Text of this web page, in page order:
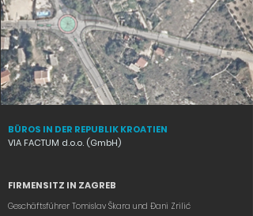
BÜROS IN DER REPUBLIK KROATIEN
VIA FACTUM d.o.o. (GmbH)
FIRMENSITZ IN ZAGREB
Geschäftsführer Tomislav Škara und Đani Zrilić